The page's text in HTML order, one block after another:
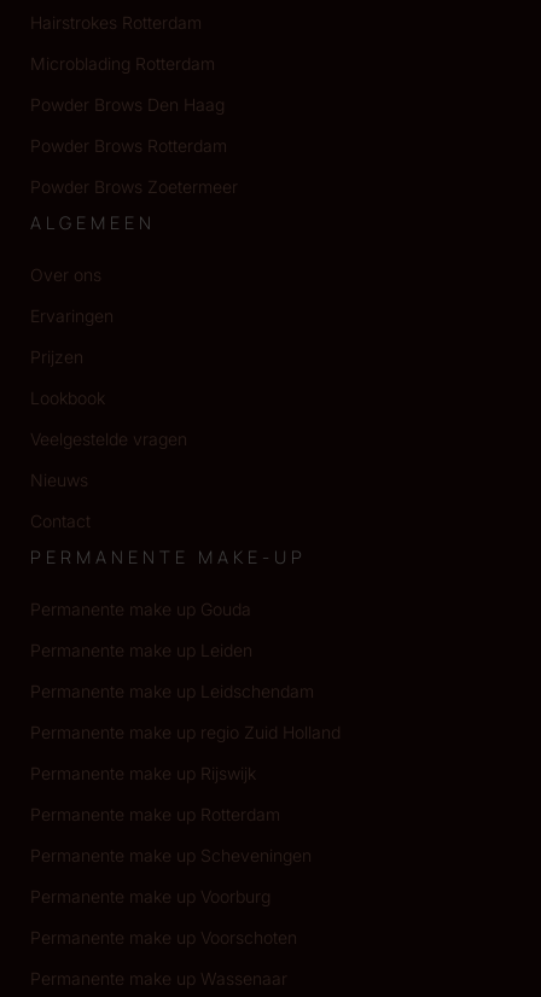
Hairstrokes Rotterdam
Microblading Rotterdam
Powder Brows Den Haag
Powder Brows Rotterdam
Powder Brows Zoetermeer
ALGEMEEN
Over ons
Ervaringen
Prijzen
Lookbook
Veelgestelde vragen
Nieuws
Contact
PERMANENTE MAKE-UP
Permanente make up Gouda
Permanente make up Leiden
Permanente make up Leidschendam
Permanente make up regio Zuid Holland
Permanente make up Rijswijk
Permanente make up Rotterdam
Permanente make up Scheveningen
Permanente make up Voorburg
Permanente make up Voorschoten
Permanente make up Wassenaar